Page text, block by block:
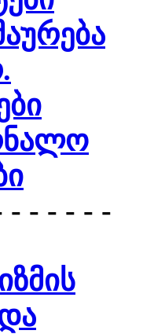
- - - - - -